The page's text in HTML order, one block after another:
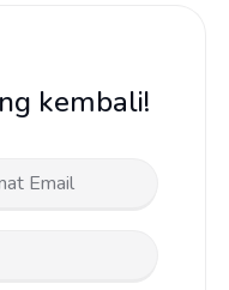
kembali!